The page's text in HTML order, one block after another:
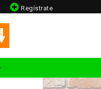
Regístrate